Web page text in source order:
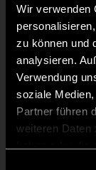
Wir verwenden
zu können und
analysieren.
Verwendung
soziale
Partner führen
weiteren Daten
Richard
B.